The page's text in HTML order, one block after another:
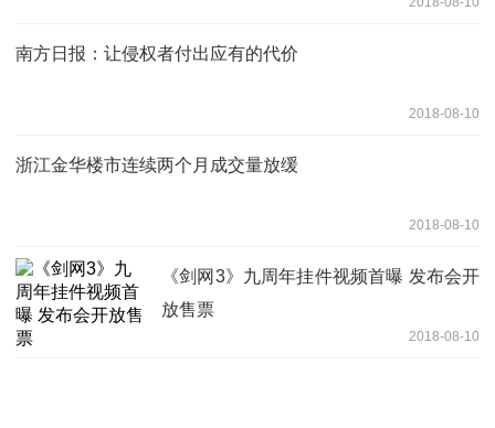
南方日报：让侵权者付出应有的代价
2018-08-10
浙江金华楼市连续两个月成交量放缓
2018-08-10
《剑网3》九周年挂件视频首曝 发布会开
放售票
2018-08-10